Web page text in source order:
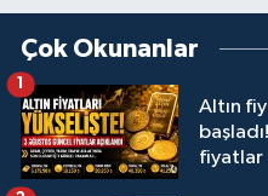
Çok Okunanlar
Altın
fiyatlar